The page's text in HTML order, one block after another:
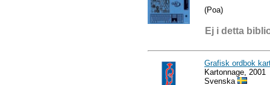
(Poa)
Ej i detta
Grafisk ordbok
Kartonnage, 2001
Svenska